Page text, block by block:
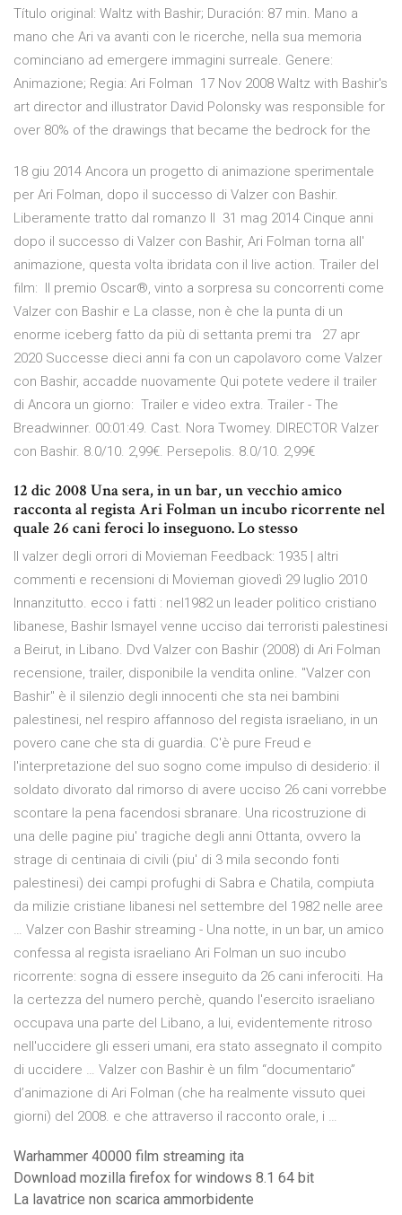
Título original: Waltz with Bashir; Duración: 87 min. Mano a
mano che Ari va avanti con le ricerche, nella sua memoria
cominciano ad emergere immagini surreale. Genere:
Animazione; Regia: Ari Folman 17 Nov 2008 Waltz with Bashir's
art director and illustrator David Polonsky was responsible for
over 80% of the drawings that became the bedrock for the
18 giu 2014 Ancora un progetto di animazione sperimentale
per Ari Folman, dopo il successo di Valzer con Bashir.
Liberamente tratto dal romanzo Il 31 mag 2014 Cinque anni
dopo il successo di Valzer con Bashir, Ari Folman torna all'
animazione, questa volta ibridata con il live action. Trailer del
film: Il premio Oscar®, vinto a sorpresa su concorrenti come
Valzer con Bashir e La classe, non è che la punta di un
enorme iceberg fatto da più di settanta premi tra 27 apr
2020 Successe dieci anni fa con un capolavoro come Valzer
con Bashir, accadde nuovamente Qui potete vedere il trailer
di Ancora un giorno: Trailer e video extra. Trailer - The
Breadwinner. 00:01:49. Cast. Nora Twomey. DIRECTOR Valzer
con Bashir. 8.0/10. 2,99€. Persepolis. 8.0/10. 2,99€
12 dic 2008 Una sera, in un bar, un vecchio amico
racconta al regista Ari Folman un incubo ricorrente nel
quale 26 cani feroci lo inseguono. Lo stesso
Il valzer degli orrori di Movieman Feedback: 1935 | altri
commenti e recensioni di Movieman giovedì 29 luglio 2010
Innanzitutto. ecco i fatti : nel1982 un leader politico cristiano
libanese, Bashir Ismayel venne ucciso dai terroristi palestinesi
a Beirut, in Libano. Dvd Valzer con Bashir (2008) di Ari Folman
recensione, trailer, disponibile la vendita online. "Valzer con
Bashir" è il silenzio degli innocenti che sta nei bambini
palestinesi, nel respiro affannoso del regista israeliano, in un
povero cane che sta di guardia. C'è pure Freud e
l'interpretazione del suo sogno come impulso di desiderio: il
soldato divorato dal rimorso di avere ucciso 26 cani vorrebbe
scontare la pena facendosi sbranare. Una ricostruzione di
una delle pagine piu' tragiche degli anni Ottanta, ovvero la
strage di centinaia di civili (piu' di 3 mila secondo fonti
palestinesi) dei campi profughi di Sabra e Chatila, compiuta
da milizie cristiane libanesi nel settembre del 1982 nelle aree
… Valzer con Bashir streaming - Una notte, in un bar, un amico
confessa al regista israeliano Ari Folman un suo incubo
ricorrente: sogna di essere inseguito da 26 cani inferociti. Ha
la certezza del numero perchè, quando l'esercito israeliano
occupava una parte del Libano, a lui, evidentemente ritroso
nell'uccidere gli esseri umani, era stato assegnato il compito
di uccidere … Valzer con Bashir è un film “documentario”
d’animazione di Ari Folman (che ha realmente vissuto quei
giorni) del 2008. e che attraverso il racconto orale, i …
Warhammer 40000 film streaming ita
Download mozilla firefox for windows 8.1 64 bit
La lavatrice non scarica ammorbidente